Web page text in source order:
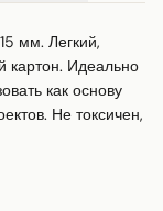
мм. Легкий,
картон. Идеально
как основу
Не токсичен,